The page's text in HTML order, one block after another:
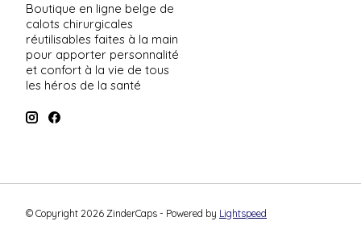
Boutique en ligne belge de
calots chirurgicales
réutilisables faites à la main
pour apporter personnalité
et confort à la vie de tous
les héros de la santé
© Copyright 2026 ZinderCaps - Powered by Lightspeed